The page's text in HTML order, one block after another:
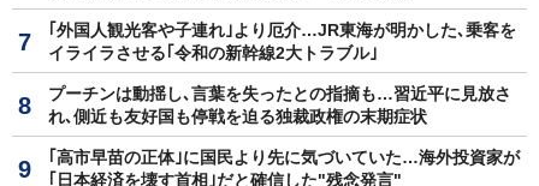
｢外国人観光客や子連れ｣より厄介…JR東海が明かした､乗客を
イライラさせる｢令和の新幹線2大トラブル｣
プーチンは動揺し､言葉を失ったとの指摘も…習近平に見放さ
れ､側近も友好国も停戦を迫る独裁政権の末期症状
｢高市早苗の正体｣に国民より先に気づいていた…海外投資家が
｢日本経済を壊す首相｣だと確信した"残念発言"